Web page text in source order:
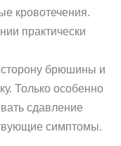
кровотечения.
практически
брюшины и
Только особенно
сдавление
симптомы.